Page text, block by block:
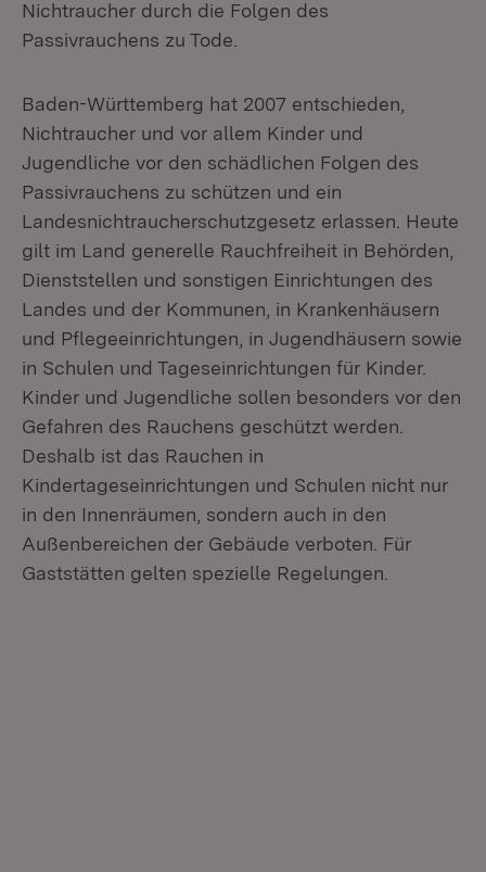
Nichtraucher durch die Folgen des
Passivrauchens zu Tode.
Baden-Württemberg hat 2007 entschieden,
Nichtraucher und vor allem Kinder und
Jugendliche vor den schädlichen Folgen des
Passivrauchens zu schützen und ein
Landesnichtraucherschutzgesetz erlassen. Heute
gilt im Land generelle Rauchfreiheit in Behörden,
Dienststellen und sonstigen Einrichtungen des
Landes und der Kommunen, in Krankenhäusern
und Pflegeeinrichtungen, in Jugendhäusern sowie
in Schulen und Tageseinrichtungen für Kinder.
Kinder und Jugendliche sollen besonders vor den
Gefahren des Rauchens geschützt werden.
Deshalb ist das Rauchen in
Kindertageseinrichtungen und Schulen nicht nur
in den Innenräumen, sondern auch in den
Außenbereichen der Gebäude verboten. Für
Gaststätten gelten spezielle Regelungen.